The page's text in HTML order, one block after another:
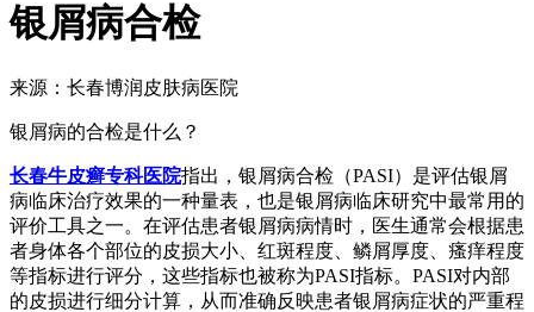
银屑病合检
来源：长春博润皮肤病医院
银屑病的合检是什么？
长春牛皮癣专科医院指出，银屑病合检（PASI）是评估银屑
病临床治疗效果的一种量表，也是银屑病临床研究中最常用的
评价工具之一。在评估患者银屑病病情时，医生通常会根据患
者身体各个部位的皮损大小、红斑程度、鳞屑厚度、瘙痒程度
等指标进行评分，这些指标也被称为PASI指标。PASI对内部
的皮损进行细分计算，从而准确反映患者银屑病症状的严重程